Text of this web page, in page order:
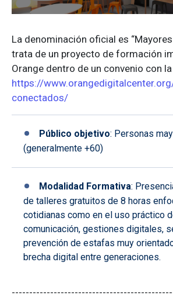
La denominación oficial es
trata de un proyecto de formación
Orange dentro de un convenio con
https://
conectados/
Público objetivo: Personas
(generalmente +60)
Modalidad Formativa:
de talleres gratuitos de 8 horas
cotidianas como en el uso práctico
comunicación, gestiones digitales,
prevención de estafas muy
brecha digital entre generaciones.